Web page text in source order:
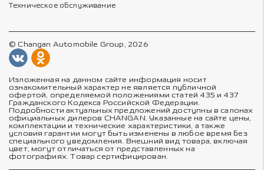
Техническое обслуживание
© Changan Automobile Group, 2026
Изложенная на данном сайте информация носит
ознакомительный характер не является публичной
офертой, определяемой положениями статей 435 и 437
Гражданского Кодекса Российской Федерации.
Подробности актуальных предложений доступны в салонах
официальных дилеров CHANGAN. Указанные на сайте цены,
комплектации и технические характеристики, а также
условия гарантии могут быть изменены в любое время без
специального уведомления. Внешний вид товара, включая
цвет, могут отличаться от представленных на
фотографиях. Товар сертифицирован.